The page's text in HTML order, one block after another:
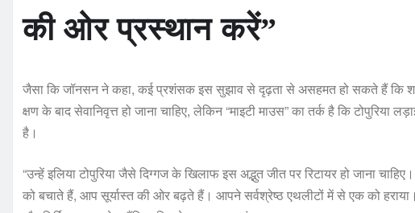
की ओर प्रस्थान करें”
जैसा कि जॉनसन ने कहा, कई प्रशंसक इस सुझाव से दृढ़ता से असहमत हो सकते हैं कि
क्षण के बाद सेवानिवृत्त हो जाना चाहिए, लेकिन “माइटी माउस” का तर्क है कि
है।
“उन्हें इलिया टोपुरिया जैसे दिग्गज के खिलाफ इस अद्भुत जीत पर रिटायर हो जाना
को बचाते हैं, आप सूर्यास्त की ओर बढ़ते हैं। आपने सर्वश्रेष्ठ एथलीटों में से एक को